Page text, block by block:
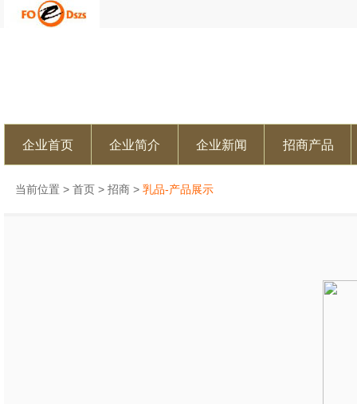
企业首页 企业简介 企业新闻 招商产品
当前位置 > 首页 > 招商 > 乳品-产品展示